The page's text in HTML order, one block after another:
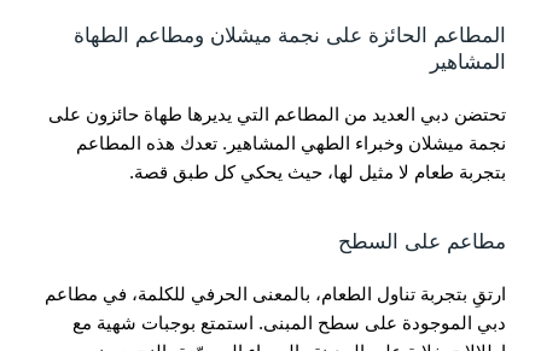
المطاعم الحائزة على نجمة ميشلان ومطاعم الطهاة
المشاهير
تحتضن دبي العديد من المطاعم التي يديرها طهاة حائزون على
نجمة ميشلان وخبراء الطهي المشاهير. تعدك هذه المطاعم
بتجربة طعام لا مثيل لها، حيث يحكي كل طبق قصة.
مطاعم على السطح
ارتقِ بتجربة تناول الطعام، بالمعنى الحرفي للكلمة، في مطاعم
دبي الموجودة على سطح المبنى. استمتع بوجبات شهية مع